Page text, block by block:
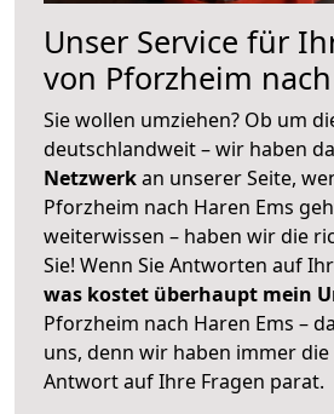
Unser Service für
von Pforzheim
Sie wollen umziehen? Ob um
deutschlandweit – wir haben
Netzwerkan unserer Seite,
Pforzheim nach Haren Ems
weiterwissen – haben wir die
Sie! Wenn Sie Antworten auf
was kostet überhaupt mein
Pforzheim nach Haren Ems –
uns, denn wir haben immer die
Antwort auf Ihre Fragen parat.